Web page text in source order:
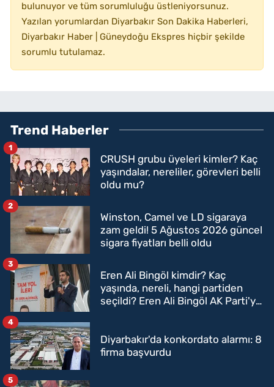
bulunuyor ve tüm sorumluluğu üstleniyorsunuz.
Yazılan yorumlardan Diyarbakır Son Dakika Haberleri,
Diyarbakır Haber | Güneydoğu Ekspres hiçbir şekilde
sorumlu tutulamaz.
Trend Haberler
CRUSH grubu üyeleri kimler? Kaç
yaşındalar, nereliler, görevleri belli
oldu mu?
1
Winston, Camel ve LD sigaraya
zam geldi! 5 Ağustos 2026 güncel
sigara fiyatları belli oldu
2
Eren Ali Bingöl kimdir? Kaç
yaşında, nereli, hangi partiden
seçildi? Eren Ali Bingöl AK Parti'ye
3
Diyarbakır'da konkordato alarmı: 8
firma başvurdu
4
5